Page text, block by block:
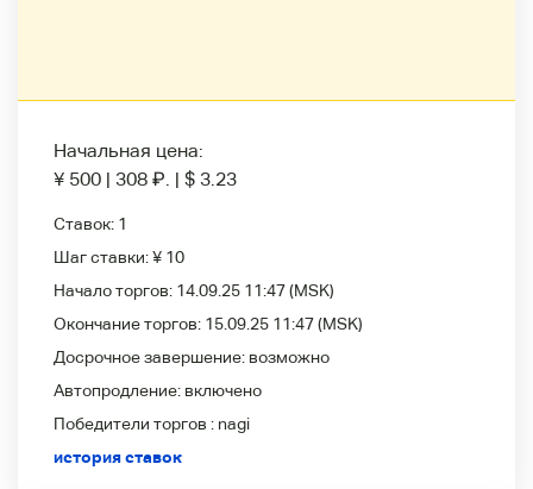
Начальная цена:
¥ 500 | 308 ₽. | $ 3.23
Ставок: 1
Шаг ставки:¥ 10
Начало торгов: 14.09.25 11:47(MSK)
Окончание торгов: 15.09.25 11:47(MSK)
Досрочное завершение: возможно
Автопродление: включено
Победители
торгов : nagi
история ставок